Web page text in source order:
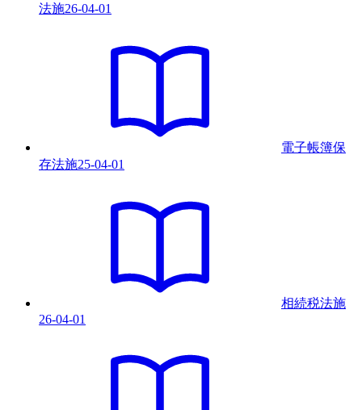
法施26-04-01
電子帳簿保
存法施25-04-01
相続税法施
26-04-01